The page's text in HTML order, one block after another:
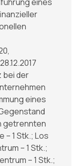
bei der
eines
getrennten
– 1 Stk.; Los
– 1 Stk.;
– 1 Stk.;